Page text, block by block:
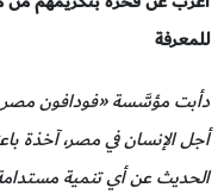
للمعرفة
دأبت مؤسَّسة «فودافون مصر
أجل الإنسان في مصر، آخذة
الحديث عن أي تنمية